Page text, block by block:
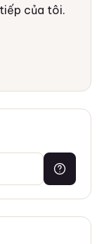
của tôi.